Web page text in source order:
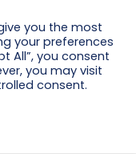
you the most
your preferences
All”, you consent
you may visit
consent.